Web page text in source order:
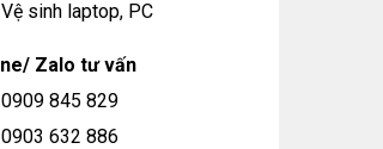
Vệ sinh laptop, PC
Zalo tư vấn
0909 845 829
0903 632 886